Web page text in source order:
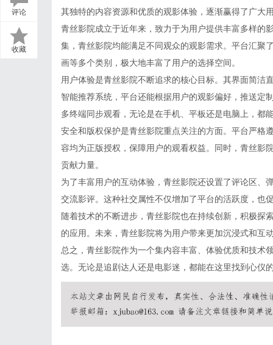
评论
收藏
其独特的内容资源和优质的观影体验，逐渐赢得了广大
青丝影院成立于近年来，致力于为用户提供丰富多样的
集，青丝影院均能满足不同观众的观影需求。平台汇聚
画等多个类别，极大地丰富了用户的选择空间。
用户体验是青丝影院不断追求的核心目标。其界面简洁
智能推荐系统，平台还能根据用户的观影偏好，推送定
多终端同步观看，无论是在手机、平板还是电脑上，都
安全和版权保护是青丝影院重点关注的方面。平台严格
容均为正版授权，保障用户的观看权益。同时，青丝影
贡献力量。
为了丰富用户的互动体验，青丝影院还设置了评论区、
交流影评。这种社交属性不仅增加了平台的活跃度，也
随着技术的不断进步，青丝影院也在持续创新，积极探
的应用。未来，青丝影院将为用户带来更加沉浸式和互
总之，青丝影院作为一个集内容丰富、体验优质和技术
选。无论是追剧达人还是电影迷，都能在这里找到心仪